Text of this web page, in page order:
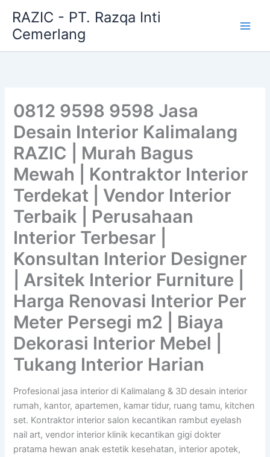
content
RAZIC - PT. Razqa Inti
Cemerlang
0812 9598 9598 Jasa
Desain Interior Kalimalang
RAZIC | Murah Bagus
Mewah | Kontraktor Interior
Terdekat | Vendor Interior
Terbaik | Perusahaan
Interior Terbesar |
Konsultan Interior Designer
| Arsitek Interior Furniture |
Harga Renovasi Interior Per
Meter Persegi m2 | Biaya
Dekorasi Interior Mebel |
Tukang Interior Harian
Profesional jasa interior di Kalimalang & 3D desain interior
rumah, kantor, apartemen, kamar tidur, ruang tamu, kitchen
set. Kontraktor interior salon kecantikan rambut eyelash
nail art, vendor interior klinik kecantikan gigi dokter
pratama hewan anak estetik kesehatan, interior apotek,